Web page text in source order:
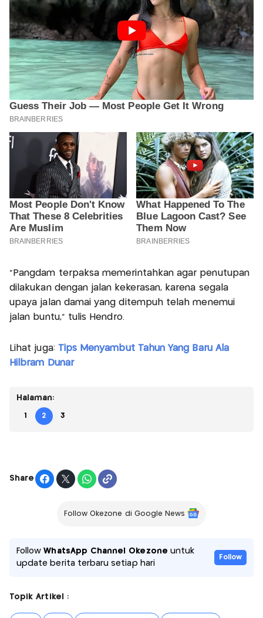
"Pangdam terpaksa memerintahkan agar penutupan
dilakukan dengan jalan kekerasan, karena segala
upaya jalan damai yang ditempuh telah menemui
jalan buntu," tulis Hendro.
Lihat juga: Tips Menyambut Tahun Yang Baru Ala
Hilbram Dunar
Halaman:
1 2 3
Share
Follow Okezone di Google News
FollowWhatsApp Channel Okezone untuk
update berita terbaru setiap hari
Follow
Topik Artikel :